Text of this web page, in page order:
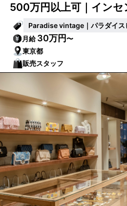
500万円以上可｜インセ
Paradise vintage｜パラダイス
月給30万円〜
東京都
販売スタッフ